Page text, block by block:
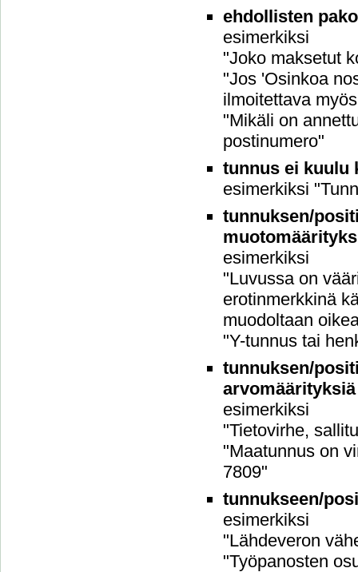
ehdollisten
esimerkiksi
"Joko maksetut
"Jos 'Osinkoa
ilmoitettava
"Mikäli on
postinumero"
tunnus ei kuulu
esimerkiksi
tunnuksen/
esimerkiksi
"Luvussa on
erotinmerkkinä
muodoltaan
"Y-tunnus tai
tunnuksen/
arvomäärityksiä
esimerkiksi
"Tietovirhe,
"Maatunnus on
7809"
tunnukseen/
esimerkiksi
"Lähdeveron
"Työpanosten